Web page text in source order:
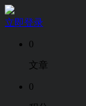
立即登录
0
文章
0